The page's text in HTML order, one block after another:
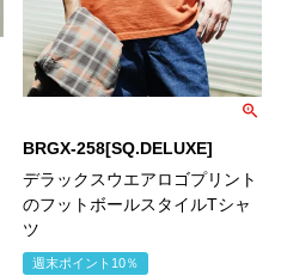
BRGX-258[SQ.DELUXE]
デラックスウエアロゴプリント
のフットボールスタイルTシャ
ツ
週末ポイント10％